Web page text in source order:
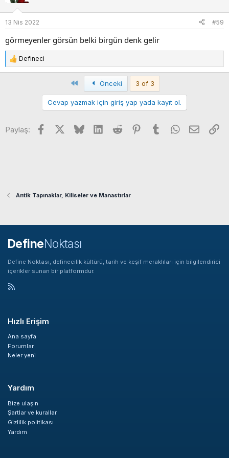
e
r
13 Nis 2022 #59
görmeyenler görsün belki birgün denk gelir
T
e
r
Defineci
Önceki 3 of 3
Cevap yazmak için giriş yap yada kayıt ol.
Paylaş: Facebook BlueskyLinkedIn
Reddit PinterestTumblrWhatsApp
E-posta
Antik Tapınaklar, Kiliseler ve Manastırlar
DefineNoktası
Define Noktası, definecilik kültürü, tarih ve keşif meraklıları için bilgilendirici
içerikler sunan bir platformdur.
Hızlı Erişim
Ana sayfa
Forumlar
Neler yeni
Yardım
Bize ulaşın
Şartlar ve kurallar
Gizlilik politikası
Yardım